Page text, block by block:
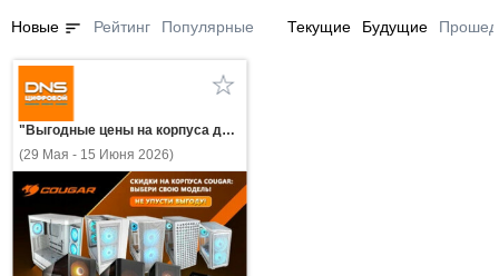
Новые sort Рейтинг Популярные Текущие Будущие
"Выгодные цены на корпуса для ПК Cougar!"
(29 Мая - 15 Июня 2026)